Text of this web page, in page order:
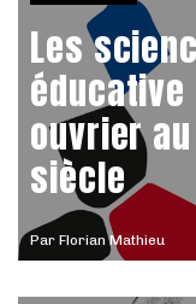
Par Florian Mathieu
Les
éducative
ouvrier
siècle